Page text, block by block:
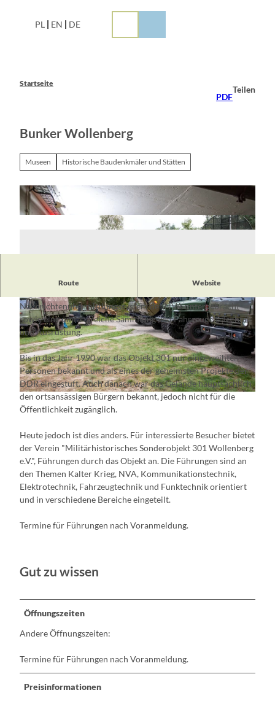
PL EN DE
Startseite
PDF
Teilen
Bunker Wollenberg
Museen Historische Baudenkmäler und Stätten
© Stefan Herre
© Stefan Herre
Route Website
Im Militärhistorischen Sonderobjekt 301 ist das einzige noch
Nachrichtenübermittlungssystem der NVA untergebracht
sowie eine umfangreiche Sammlung von Fahrzeugen, Technik
und Ausrüstung.
Bis in das Jahr 1990 war das Objekt 301 nur eingeweihten
Personen bekannt und als eines der geheimsten Projekte der
DDR eingestuft. Auch danach war das Gelände hauptsächlich
den ortsansässigen Bürgern bekannt, jedoch nicht für die
Öffentlichkeit zugänglich.
Heute jedoch ist dies anders. Für interessierte Besucher bietet
der Verein "Militärhistorisches Sonderobjekt 301 Wollenberg
e.V.", Führungen durch das Objekt an. Die Führungen sind an
den Themen Kalter Krieg, NVA, Kommunikationstechnik,
Elektrotechnik, Fahrzeugtechnik und Funktechnik orientiert
und in verschiedene Bereiche eingeteilt.
Termine für Führungen nach Voranmeldung.
Gut zu wissen
Öffnungszeiten
Andere Öffnungszeiten:
Termine für Führungen nach Voranmeldung.
Preisinformationen